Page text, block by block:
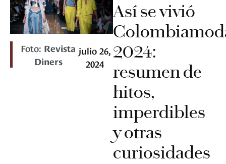
Foto: Revista
Diners
julio 26,
2024
Así se vivió
2024:
resumen de
hitos,
imperdibles
y otras
curiosidades